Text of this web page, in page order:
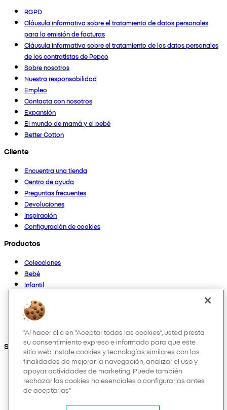
RGPD
Cláusula informativa sobre el tratamiento de datos personales
para la emisión de facturas
Cláusula informativa sobre el tratamiento de los datos personales
de los contratistas de Pepco
Sobre nosotros
Nuestra responsabilidad
Empleo
Contacta con nosotros
Expansión
El mundo de mamá y el bebé
Better Cotton
Cliente
Encuentra una tienda
Centro de ayuda
Preguntas frecuentes
Devoluciones
Inspiración
Configuración de cookies
Productos
Colecciones
Bebé
Infantil
Mujer
Hombre
Otros
Síguenos en:
"Al hacer clic en “Aceptar todas las cookies”, usted presta
su consentimiento expreso e informado para que este
sitio web instale cookies y tecnologías similares con las
finalidades de mejorar la navegación, analizar el uso y
apoyar actividades de marketing. Puede también
rechazar las cookies no esenciales o configurarlas antes
de aceptarlas"